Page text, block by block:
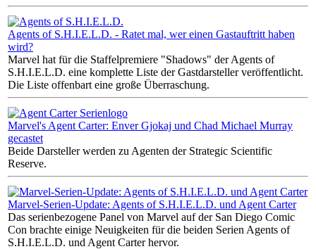
Agents of S.H.I.E.L.D. - Ratet mal, wer einen Gastauftritt haben
wird?
Marvel hat für die Staffelpremiere "Shadows" der Agents of
S.H.I.E.L.D. eine komplette Liste der Gastdarsteller veröffentlicht.
Die Liste offenbart eine große Überraschung.
Marvel's Agent Carter: Enver Gjokaj und Chad Michael Murray
gecastet
Beide Darsteller werden zu Agenten der Strategic Scientific
Reserve.
Marvel-Serien-Update: Agents of S.H.I.E.L.D. und Agent Carter
Das serienbezogene Panel von Marvel auf der San Diego Comic
Con brachte einige Neuigkeiten für die beiden Serien Agents of
S.H.I.E.L.D. und Agent Carter hervor.